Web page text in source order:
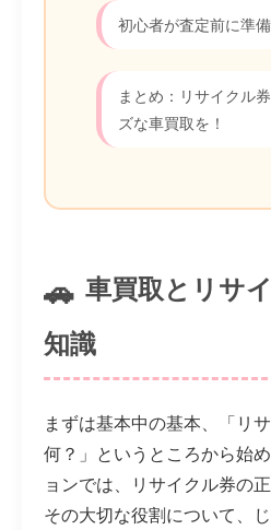
初心者が査定前に準
まとめ：リサイクル
ズな車買取を！
車買取とリサ
知識
まずは基本中の基本、「リ
何？」というところから始
ョンでは、リサイクル券の
その大切な役割について、